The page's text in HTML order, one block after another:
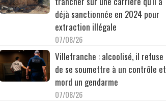
déjà sanctionnée en 2024 pour
extraction illégale
07/08/26
Villefranche : alcoolisé, il refuse
de se soumettre à un contrôle et
mord un gendarme
07/08/26